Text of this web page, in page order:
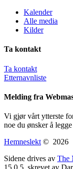
Kalender
Alle media
Kilder
Ta kontakt
Ta kontakt
Etternavnliste
Melding fra
Vi gjør vårt ytterste
noe du ønsker å
Hemneslekt © 2026
Sidene drives av The
15.0.5, skrevet av